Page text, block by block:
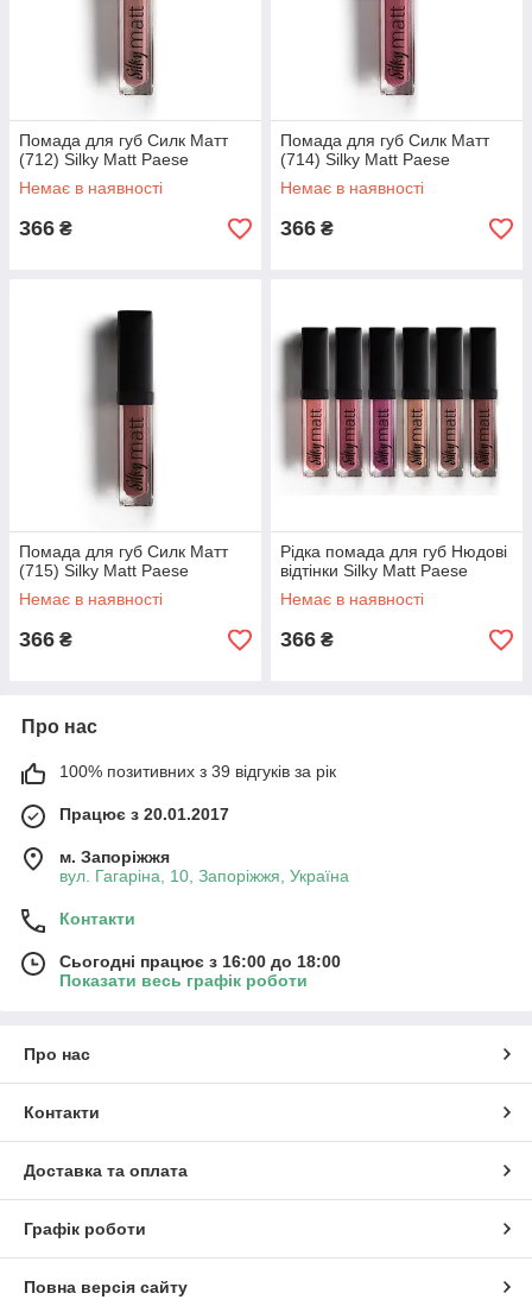
Помада для губ Силк Матт
(712) Silky Matt Paese
Немає в наявності
366 ₴
Помада для губ Силк Матт
(714) Silky Matt Paese
Немає в наявності
366 ₴
Помада для губ Силк Матт
(715) Silky Matt Paese
Немає в наявності
366 ₴
Рідка помада для губ Нюдові
відтінки Silky Matt Paese
Немає в наявності
366 ₴
Про нас
100% позитивних з 39 відгуків за рік
Працює з 20.01.2017
м. Запоріжжя
вул. Гагаріна, 10, Запоріжжя, Україна
Контакти
Сьогодні працює з 16:00 до 18:00
Показати весь графік роботи
Про нас
Контакти
Доставка та оплата
Графік роботи
Повна версія сайту